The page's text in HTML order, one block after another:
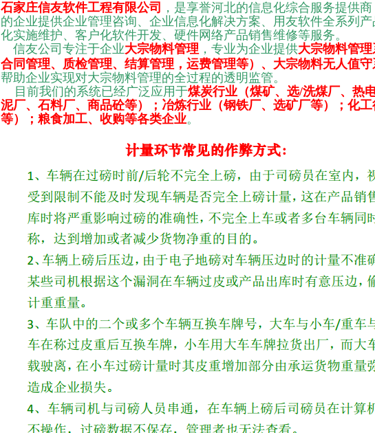
石家庄信友软件工程有限公司
，是享誉河北的信息化综合服务提供
的企业提供企业管理咨询、企业信息化解决方案、用友软件全系列
化实施维护、客户化软件开发、硬件网络产品销售维修等服务。
信友公司专注于企业大宗物料管理 ，专业为企业提供大宗物料管理
合同管理、质检管理、结算管理，运费管理等）、大宗物料无人值守
帮助企业实现对大宗物料管理的全过程的透明监管。
目前我们的系统已经广泛应用于煤炭行业（煤矿、选/洗煤厂、热
泥厂、石料厂、商品砼等）；冶炼行业（钢铁厂、选矿厂等）；化
等）；粮食加工、收购等各类企业。